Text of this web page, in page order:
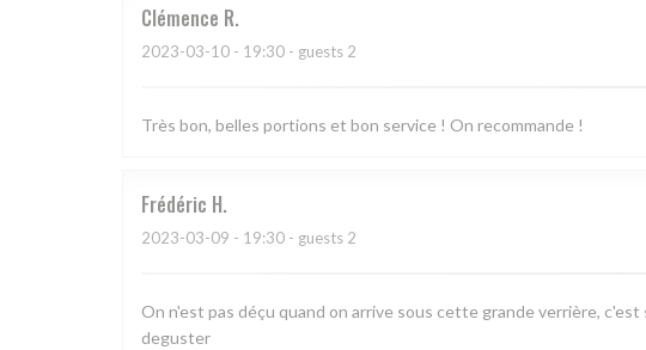
Clémence R
2023-03-10 - 19:30 - guests 2
Très bon, belles portions et bon service ! On recommande !
Frédéric H
2023-03-09 - 19:30 - guests 2
On n'est pas déçu quand on arrive sous cette grande verrière,
deguster